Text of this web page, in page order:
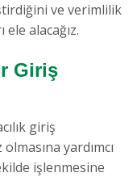
ve verimlilik
ele alacağız.
Giriş
giriş
yardımcı
işlenmesine